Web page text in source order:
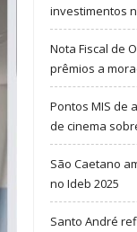
investimentos
Nota Fiscal de
prêmios a
Pontos MIS de
de cinema
São Caetano
no Ideb 2025
Santo André